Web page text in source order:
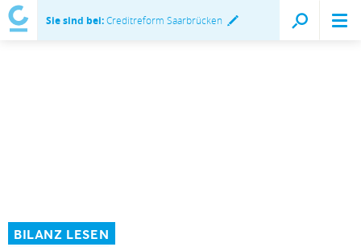
Sie sind bei:Creditreform Saarbrücken
BILANZ LESEN